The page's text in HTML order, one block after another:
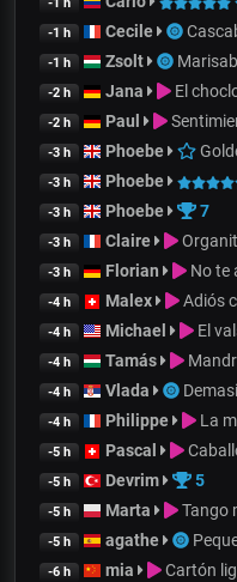
-1 h
-1 h Cecile
-1 h Zsolt
-2 h Jana El
-2 h Paul
-3 h Phoebe
-3 h Phoebe
-3 h Phoebe 7
-3 h Claire
-3 h Florian No te
-4 h Malex Adiós
-4 h Michael El
-4 h Tamás
-4 h Vlada
-4 h Philippe La
-5 h Pascal
-5 h Devrim 5
-5 h Marta Tango
-5 h agathe
-6 h mia Cartón